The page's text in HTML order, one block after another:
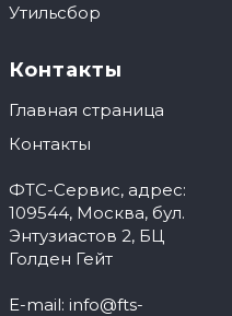
Утильсбор
Контакты
Главная страница
Контакты
ФТС-Сервис, адрес:
109544, Москва, бул.
Энтузиастов 2, БЦ
Голден Гейт
E-mail: info@fts-